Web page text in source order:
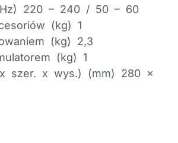
Hz) 220 – 240 / 50 – 60
(kg) 1
(kg) 2,3
(kg) 1
x szer. x wys.) (mm) 280 x